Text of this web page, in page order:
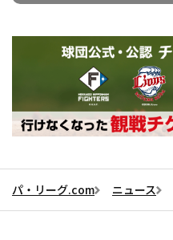
パ・リーグ.com ニュース